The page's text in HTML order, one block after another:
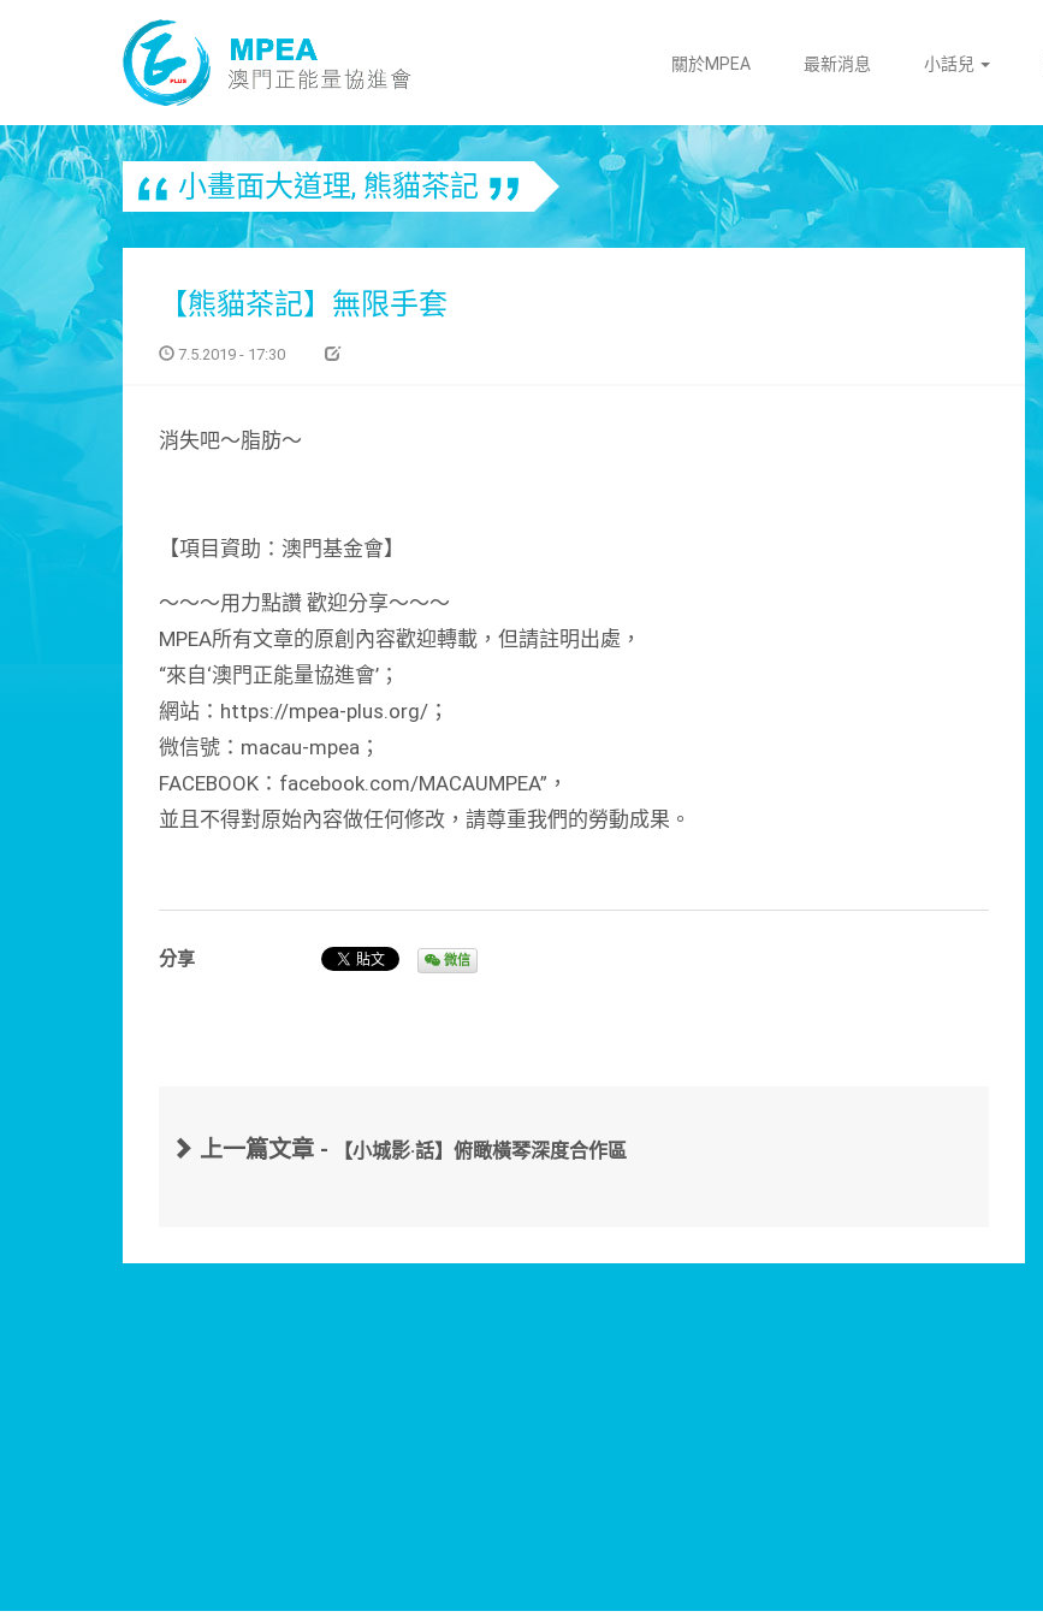
關於MPEA 最新消息 小話兒
小畫面大道理, 熊貓茶記
【熊貓茶記】無限手套
7.5.2019 - 17:30
消失吧～脂肪～
【項目資助：澳門基金會】
～～～用力點讚 歡迎分享～～～
MPEA所有文章的原創內容歡迎轉載，但請註明出處，
“來自‘澳門正能量協進會’；
網站：https://mpea-plus.org/；
微信號：macau-mpea；
FACEBOOK：facebook.com/MACAUMPEA”，
並且不得對原始內容做任何修改，請尊重我們的勞動成果。
分享 微信
上一篇文章 - 【小城影·話】俯瞰橫琴深度合作區